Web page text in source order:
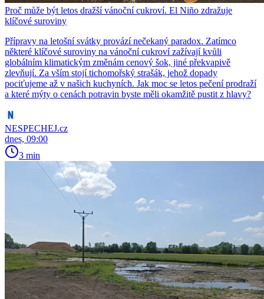
Proč může být letos dražší vánoční cukroví. El Niño zdražuje
klíčové suroviny
Přípravy na letošní svátky provází nečekaný paradox. Zatímco
některé klíčové suroviny na vánoční cukroví zažívají kvůli
globálním klimatickým změnám cenový šok, jiné překvapivě
zlevňují. Za vším stojí tichomořský strašák, jehož dopady
pociťujeme až v našich kuchyních. Jak moc se letos pečení prodraží
a které mýty o cenách potravin byste měli okamžitě pustit z hlavy?
NESPECHEJ.cz
dnes, 09:00
3 min